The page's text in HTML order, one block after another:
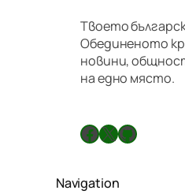
Твоето
Обединеното
новини,
на едно място.
Facebook X GitHub
Navigation